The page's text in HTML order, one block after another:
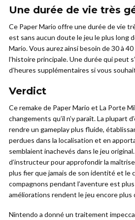
Une durée de vie très
Ce Paper Mario offre une durée de vie
est sans aucun doute le jeu le plus long
Mario. Vous aurez ainsi besoin de 30 à
l’histoire principale. Une durée qui peut
d’heures supplémentaires si vous
Verdict
Ce remake de Paper Mario et La Porte
changements qu’il n’y paraît. La plupart
rendre un gameplay plus fluide,
perdues dans la localisation et en
semblaient inachevés dans le jeu
d’instructeur pour approfondir la
plus fier que jamais de son identité et le
compagnons pendant l’aventure est
améliorations rendent le jeu encore plus
Nintendo a donné un traitement